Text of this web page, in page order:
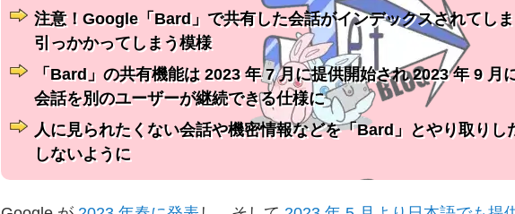
注意！Google「Bard」で共有した会話がインデックスされてし
引っかかってしまう模様
「Bard」の共有機能は 2023 年 7 月に提供開始され 2023 年 9 月
会話を別のユーザーが継続できる仕様に
人に見られたくない会話や機密情報などを「Bard」とやり取りし
しないように